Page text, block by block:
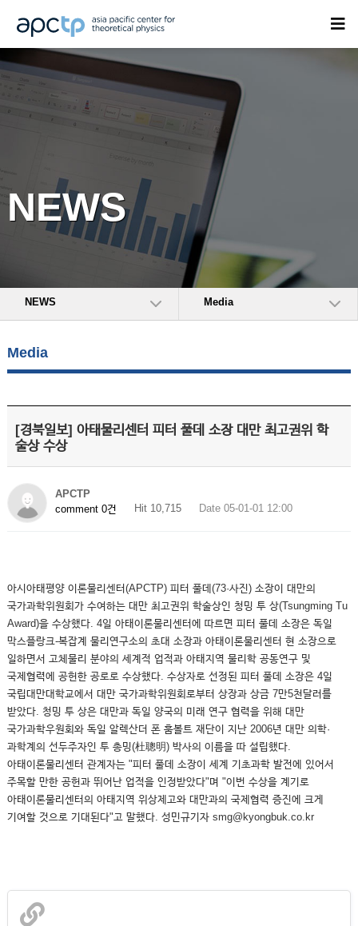
NEWS
NEWS Media
Media
[경북일보] 아태물리센터 피터 풀데 소장 대만 최고권위 학
술상 수상
APCTP
comment 0건
Hit 10,715 Date 05-01-01 12:00
아시아태평양 이론물리센터(APCTP) 피터 풀데(73·사진) 소장이 대만의
국가과학위원회가 수여하는 대만 최고권위 학술상인 청밍 투 상(Tsungming Tu
Award)을 수상했다. 4일 아태이론물리센터에 따르면 피터 풀데 소장은 독일
막스플랑크-복잡계 물리연구소의 초대 소장과 아태이론물리센터 현 소장으로
일하면서 고체물리 분야의 세계적 업적과 아태지역 물리학 공동연구 및
국제협력에 공헌한 공로로 수상했다. 수상자로 선정된 피터 풀데 소장은 4일
국립대만대학교에서 대만 국가과학위원회로부터 상장과 상금 7만5천달러를
받았다. 청밍 투 상은 대만과 독일 양국의 미래 연구 협력을 위해 대만
국가과학우원회와 독일 알렉산더 폰 훔볼트 재단이 지난 2006년 대만 의학·
과학계의 선두주자인 투 총밍(杜聰明) 박사의 이름을 따 설립했다.
아태이론물리센터 관계자는 "피터 풀데 소장이 세계 기초과학 발전에 있어서
주목할 만한 공헌과 뛰어난 업적을 인정받았다"며 "이번 수상을 계기로
아태이론물리센터의 아태지역 위상제고와 대만과의 국제협력 증진에 크게
기여할 것으로 기대된다"고 말했다. 성민규기자 smg@kyongbuk.co.kr